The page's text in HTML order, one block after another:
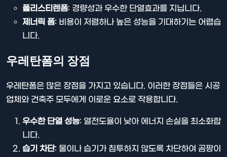
폴리스티렌폼: 경량성과 우수한 단열효과를 지닙니다.
제너릭 폼: 비용이 저렴하나 높은 성능을 기대하기는 어렵습
니다.
우레탄폼의 장점
우레탄폼은 많은 장점을 가지고 있습니다. 이러한 장점들은 시공
업체와 건축주 모두에게 이로운 요소로 작용합니다.
우수한 단열 성능: 열전도율이 낮아 에너지 손실을 최소화합
니다.
습기 차단: 물이나 습기가 침투하지 않도록 차단하여 곰팡이